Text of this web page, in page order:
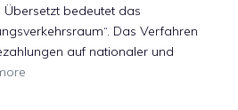
Übersetzt bedeutet das
Das Verfahren
auf nationaler und